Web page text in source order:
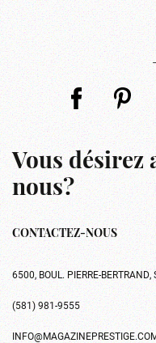
Vous désirez
nous?
CONTACTEZ-NOUS
6500, BOUL. PIERRE-
(581) 981-9555